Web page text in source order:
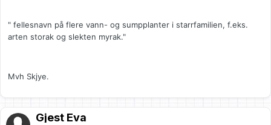
" fellesnavn på flere vann- og sumpplanter i starrfamilien, f.eks.
arten storak og slekten myrak."
Mvh Skjye.
Gjest Eva